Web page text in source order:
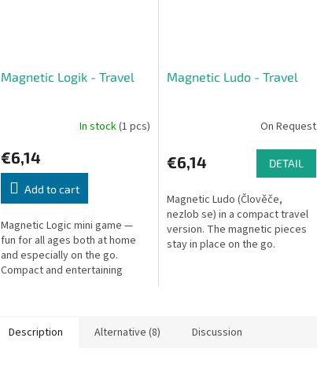
Magnetic Logik - Travel
In stock(1 pcs)
€6,14
Add to cart
Magnetic Logic mini game —
fun for all ages both at home
and especially on the go.
Compact and entertaining
Magnetic Ludo - Travel
On Request
€6,14 DETAIL
Magnetic Ludo (Člověče,
nezlob se) in a compact travel
version. The magnetic pieces
stay in place on the go.
Description Alternative (8) Discussion